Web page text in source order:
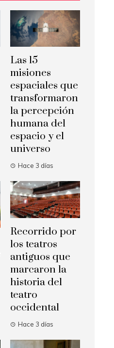
Las 15
misiones
espaciales que
transformaron
la percepción
humana del
espacio y el
universo
Hace 3 días
Recorrido por
los teatros
antiguos que
marcaron la
historia del
teatro
occidental
Hace 3 días